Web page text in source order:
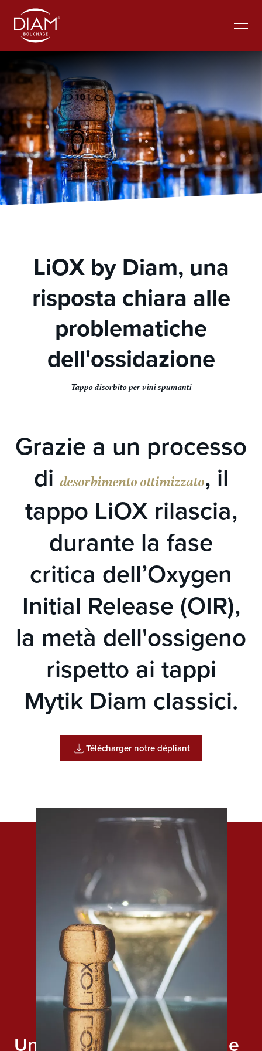
language
LiOX by Diam, una
risposta chiara alle
problematiche
dell'ossidazione
Tappo disorbito per vini spumanti
Grazie a un processo
didesorbimento ottimizzato, il
tappo LiOX rilascia,
durante la fase
critica dell’Oxygen
Initial Release (OIR),
la metà dell'ossigeno
rispetto ai tappi
Mytik Diam classici.
Télécharger notre dépliant
Un’importante innovazione